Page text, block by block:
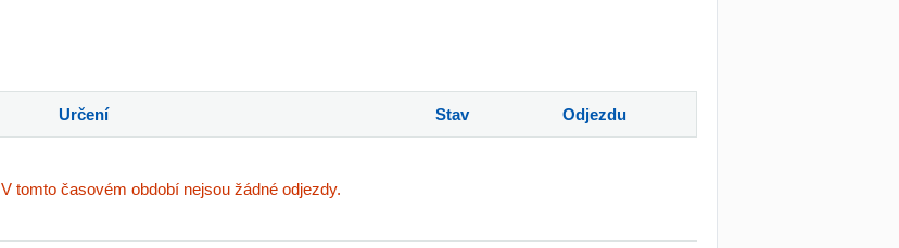
Určení Stav Odjezdu
V tomto časovém období nejsou žádné odjezdy.